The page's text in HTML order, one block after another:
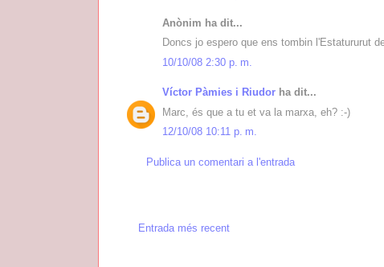
Anònim ha dit...
Doncs jo espero que ens tombin l'Estatururut
10/10/08 2:30 p. m.
Víctor Pàmies i Riudor ha dit...
Marc, és que a tu et va la marxa, eh? :-)
12/10/08 10:11 p. m.
Publica un comentari a l'entrada
Entrada més recent